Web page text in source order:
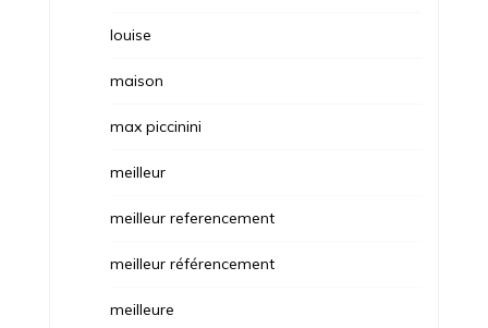
louise
maison
max piccinini
meilleur
meilleur referencement
meilleur référencement
meilleure